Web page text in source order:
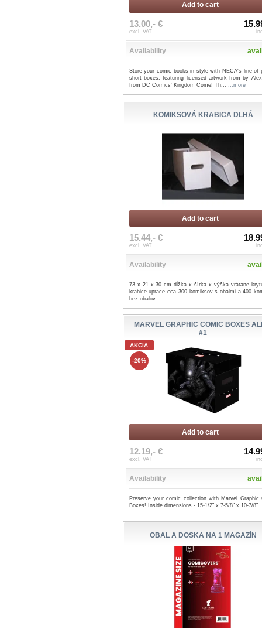
Add to cart
13.00,- €
excl. VAT
Availability
Store your comic books in style with NECA's line of
short boxes, featuring licensed artwork from by
from DC Comics' Kingdom Come! Th... ...more
KOMIKSOVÁ KRABICA DLHÁ
Add to cart
15.44,- €
excl. VAT
Availability
73 x 21 x 30 cm dĺžka x šírka x výška vrátane
krabice uprace cca 300 komiksov s obalmi a 400
bez obalov.
MARVEL GRAPHIC COMIC BOXES
#1
AKCIA
-20%
Add to cart
12.19,- €
excl. VAT
Availability
Preserve your comic collection with Marvel Graphic
Boxes! Inside dimensions - 15-1/2" x 7-5/8" x 10-7/8"
OBAL A DOSKA NA 1 MAGAZÍN